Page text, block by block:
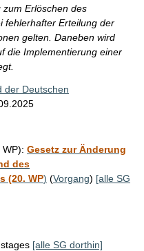
Erlöschen des
fehlerhafter Erteilung der
gelten. Daneben wird
die Implementierung einer
der Deutschen
Gesetz zur Änderung
des
(20. WP) (Vorgang) [alle SG
[alle SG dorthin]